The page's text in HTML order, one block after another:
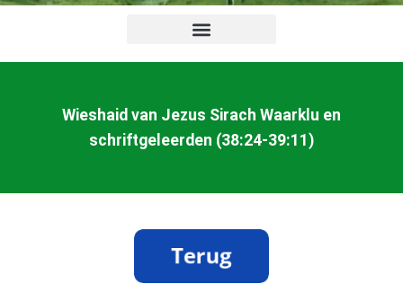
Wieshaid van Jezus Sirach Waarklu en
schriftgeleerden (38:24-39:11)